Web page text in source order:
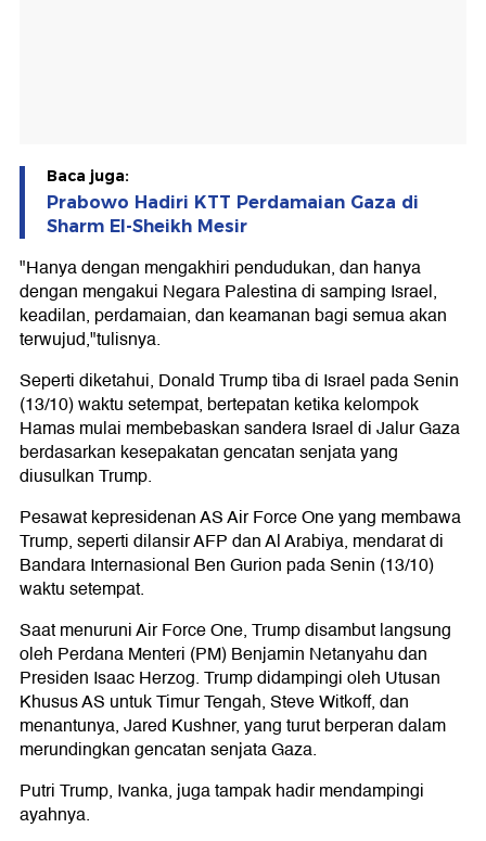
Baca juga:
Prabowo Hadiri KTT Perdamaian Gaza di
Sharm El-Sheikh Mesir
"Hanya dengan mengakhiri pendudukan, dan hanya
dengan mengakui Negara Palestina di samping Israel,
keadilan, perdamaian, dan keamanan bagi semua akan
terwujud,"tulisnya.
Seperti diketahui, Donald Trump tiba di Israel pada Senin
(13/10) waktu setempat, bertepatan ketika kelompok
Hamas mulai membebaskan sandera Israel di Jalur Gaza
berdasarkan kesepakatan gencatan senjata yang
diusulkan Trump.
Pesawat kepresidenan AS Air Force One yang membawa
Trump, seperti dilansir AFP dan Al Arabiya, mendarat di
Bandara Internasional Ben Gurion pada Senin (13/10)
waktu setempat.
Saat menuruni Air Force One, Trump disambut langsung
oleh Perdana Menteri (PM) Benjamin Netanyahu dan
Presiden Isaac Herzog. Trump didampingi oleh Utusan
Khusus AS untuk Timur Tengah, Steve Witkoff, dan
menantunya, Jared Kushner, yang turut berperan dalam
merundingkan gencatan senjata Gaza.
Putri Trump, Ivanka, juga tampak hadir mendampingi
ayahnya.